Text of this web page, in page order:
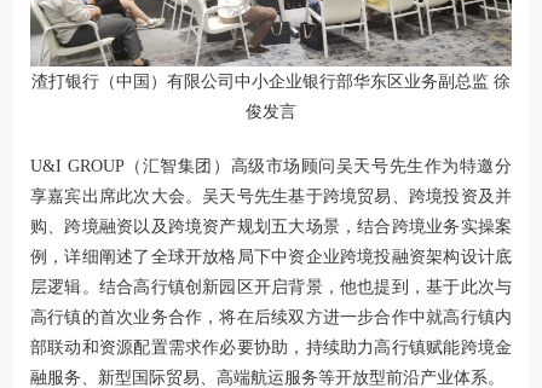
渣打银行（中国）有限公司中小企业银行部华东区业务副总监 徐
俊发言
U&I GROUP（汇智集团）高级市场顾问吴天号先生作为特邀分
享嘉宾出席此次大会。吴天号先生基于跨境贸易、跨境投资及并
购、跨境融资以及跨境资产规划五大场景，结合跨境业务实操案
例，详细阐述了全球开放格局下中资企业跨境投融资架构设计底
层逻辑。结合高行镇创新园区开启背景，他也提到，基于此次与
高行镇的首次业务合作，将在后续双方进一步合作中就高行镇内
部联动和资源配置需求作必要协助，持续助力高行镇赋能跨境金
融服务、新型国际贸易、高端航运服务等开放型前沿产业体系。